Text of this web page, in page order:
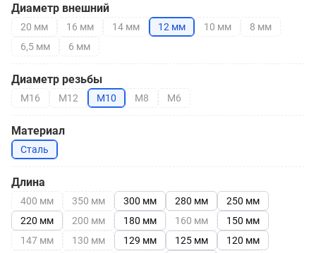
Диаметр внешний
20 мм 16 мм 14 мм 12 мм 10 мм
8 мм
6,5 мм
6 мм
Диаметр резьбы
М16 М12 М10 М8 М6
Материал
Сталь
Длина
400 мм 350 мм 300 мм 280 мм
250 мм
220 мм
200 мм 180 мм 160 мм
150 мм
147 мм
130 мм 129 мм 125 мм
120 мм